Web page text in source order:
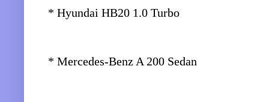
* Hyundai HB20 1.0 Turbo
* Mercedes-Benz A 200 Sedan